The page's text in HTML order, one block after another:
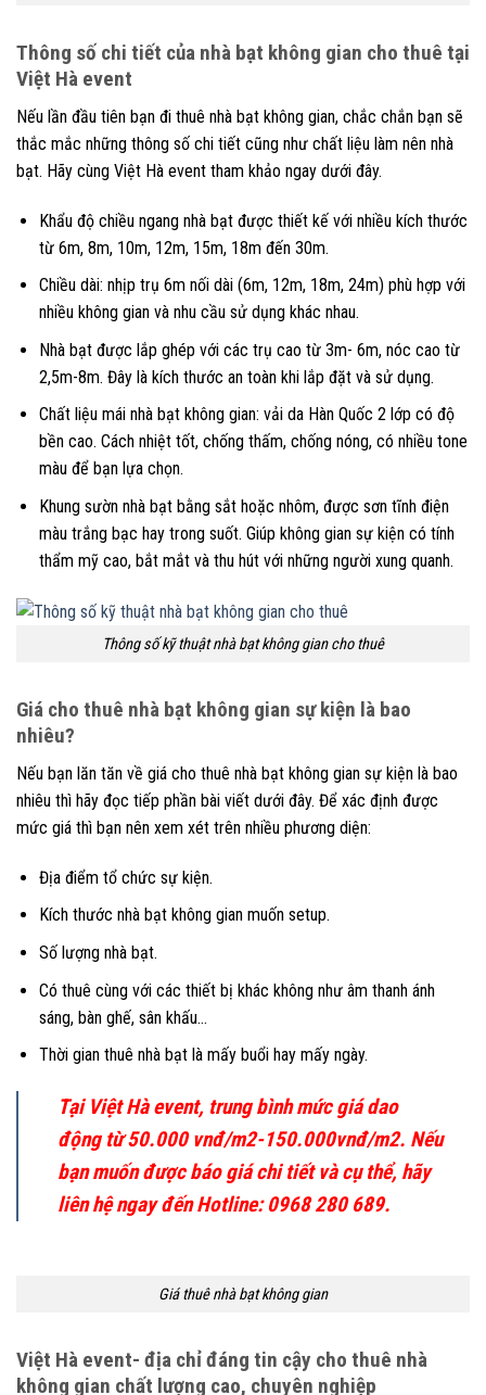
Thông số chi tiết của nhà bạt không gian cho thuê tại
Việt Hà event
Nếu lần đầu tiên bạn đi thuê nhà bạt không gian, chắc chắn bạn sẽ
thắc mắc những thông số chi tiết cũng như chất liệu làm nên nhà
bạt. Hãy cùng Việt Hà event tham khảo ngay dưới đây.
Khẩu độ chiều ngang nhà bạt được thiết kế với nhiều kích thước
từ 6m, 8m, 10m, 12m, 15m, 18m đến 30m.
Chiều dài: nhịp trụ 6m nối dài (6m, 12m, 18m, 24m) phù hợp với
nhiều không gian và nhu cầu sử dụng khác nhau.
Nhà bạt được lắp ghép với các trụ cao từ 3m- 6m, nóc cao từ
2,5m-8m. Đây là kích thước an toàn khi lắp đặt và sử dụng.
Chất liệu mái nhà bạt không gian: vải da Hàn Quốc 2 lớp có độ
bền cao. Cách nhiệt tốt, chống thấm, chống nóng, có nhiều tone
màu để bạn lựa chọn.
Khung sườn nhà bạt bằng sắt hoặc nhôm, được sơn tĩnh điện
màu trắng bạc hay trong suốt. Giúp không gian sự kiện có tính
thẩm mỹ cao, bắt mắt và thu hút với những người xung quanh.
Thông số kỹ thuật nhà bạt không gian cho thuê
Giá cho thuê nhà bạt không gian sự kiện là bao
nhiêu?
Nếu bạn lăn tăn về giá cho thuê nhà bạt không gian sự kiện là bao
nhiêu thì hãy đọc tiếp phần bài viết dưới đây. Để xác định được
mức giá thì bạn nên xem xét trên nhiều phương diện:
Địa điểm tổ chức sự kiện.
Kích thước nhà bạt không gian muốn setup.
Số lượng nhà bạt.
Có thuê cùng với các thiết bị khác không như âm thanh ánh
sáng, bàn ghế, sân khấu…
Thời gian thuê nhà bạt là mấy buổi hay mấy ngày.
Tại Việt Hà event, trung bình mức giá dao
động từ 50.000 vnđ/m2-150.000vnđ/m2. Nếu
bạn muốn được báo giá chi tiết và cụ thể, hãy
liên hệ ngay đến Hotline: 0968 280 689.
Giá thuê nhà bạt không gian
Việt Hà event- địa chỉ đáng tin cậy cho thuê nhà
không gian chất lượng cao, chuyên nghiệp